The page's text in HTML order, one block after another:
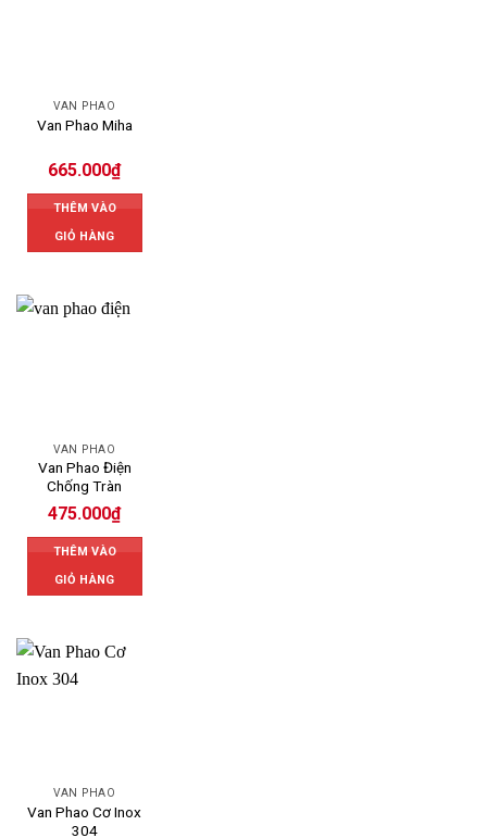
VAN PHAO
Van Phao Miha
665.000₫
THÊM VÀO
GIỎ HÀNG
VAN PHAO
Van Phao Điện
Chống Tràn
475.000₫
THÊM VÀO
GIỎ HÀNG
VAN PHAO
Van Phao Cơ Inox
304